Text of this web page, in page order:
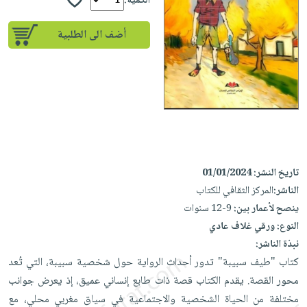
إختياراتنا
كتب
أكاديمية
صندوق
القراءة
English
iKitab
بلا
حدود
أسئلة
يتكرر
على
Android
تحميل
iKitab
على
Apple
أسئلة
يتكرر
طرحها
تحميل
masmu3
على
على
Apple
المواضيع
الأكثر
مبيعاً
إختياراتنا
وسائل
جوائز
تعليمية
الصحة
والعناية
الشخصية
جديد
العناية
الشخصية
العناية
وتصفيف
الشعر
العناية
بالجسم
والسفرة
جديد
الكل
أواني
الطهي
أدوات
متجر
الهدايا
أقسام
أضف الى الطلبية
تاريخ النشر:01/01/2024
الناشر:المركز الثقافي للكتاب
ينصح لأعمار بين:9-12 سنوات
النوع:ورقي غلاف عادي
نبذة الناشر:
كتاب "طيف سبيبة" تدور أحداث الرواية حول شخصية سبيبة، التي تُعد
محور القصة. يقدم الكتاب قصة ذات طابع إنساني عميق، إذ يعرض جوانب
مختلفة من الحياة الشخصية والاجتماعية في سياق مغربي محلي، مع